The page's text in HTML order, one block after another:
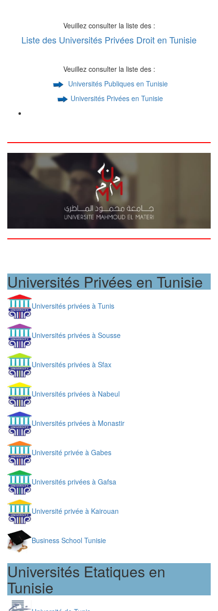
Veuillez consulter la liste des :
Liste des Universités Privées Droit en Tunisie
Veuillez consulter la liste des :
Universités Publiques en Tunisie
Universités Privées en Tunisie
Universités Privées en Tunisie
Universités privées à Tunis
Universités privées à Sousse
Universités privées à Sfax
Universités privées à Nabeul
Universités privées à Monastir
Université privée à Gabes
Universités privées à Gafsa
Université privée à Kairouan
Business School Tunisie
Universités Etatiques en
Tunisie